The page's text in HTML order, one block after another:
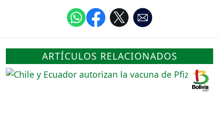
ARTÍCULOS RELACIONADOS